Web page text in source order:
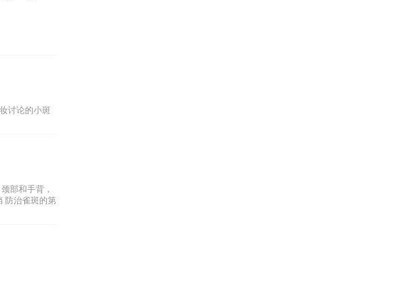
讨论的小斑
部和手背，
防治雀斑的第